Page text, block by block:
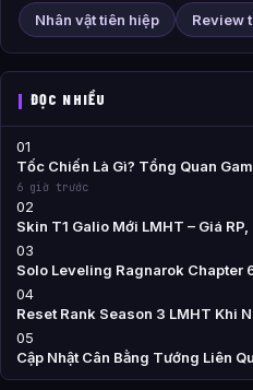
Nhân vật tiên hiệp Review
ĐỌC NHIỀU
01
Tốc Chiến Là Gì? Tổng Quan
6 giờ trước
02
Skin T1 Galio Mới LMHT – Giá
03
Solo Leveling Ragnarok Chapter
04
Reset Rank Season 3 LMHT Khi
05
Cập Nhật Cân Bằng Tướng Liên